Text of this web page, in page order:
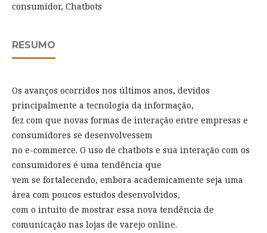
consumidor, Chatbots
RESUMO
Os avanços ocorridos nos últimos anos, devidos
principalmente a tecnologia da informação,
fez com que novas formas de interação entre empresas e
consumidores se desenvolvessem
no e-commerce. O uso de chatbots e sua interação com os
consumidores é uma tendência que
vem se fortalecendo, embora academicamente seja uma
área com poucos estudos desenvolvidos,
com o intuito de mostrar essa nova tendência de
comunicação nas lojas de varejo online.